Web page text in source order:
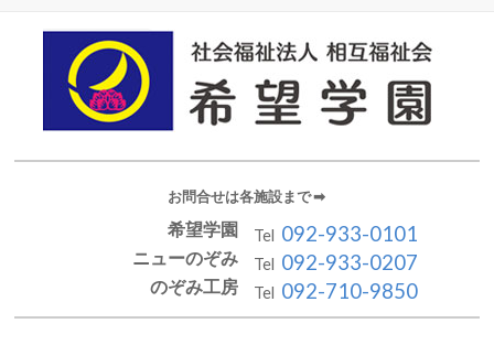
お問合せは各施設まで ➡︎
希望学園Tel 092-933-0101
ニューのぞみTel 092-933-0207
のぞみ工房Tel 092-710-9850